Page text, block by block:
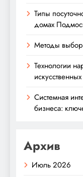
Типы
домах
Методы
Технологии
искусственных
Системная
бизнеса:
Архив
Июль 2026